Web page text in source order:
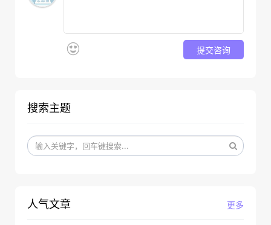
提交咨询
搜索主题
更多
人气文章